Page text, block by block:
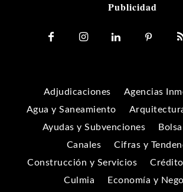
Publicidad
Adjudicaciones
Agencias
Agua y Saneamiento
Ayudas y Subvenciones
Canales
Cifras y
Construcción y Servicios
Culmia
Economía y